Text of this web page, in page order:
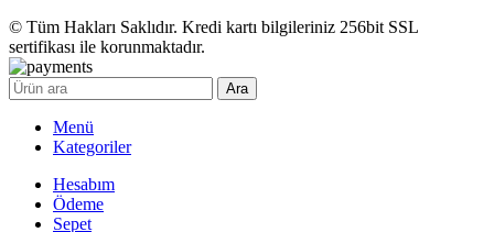
© Tüm Hakları Saklıdır. Kredi kartı bilgileriniz 256bit SSL
sertifikası ile korunmaktadır.
Ara
Menü
Kategoriler
Hesabım
Ödeme
Sepet